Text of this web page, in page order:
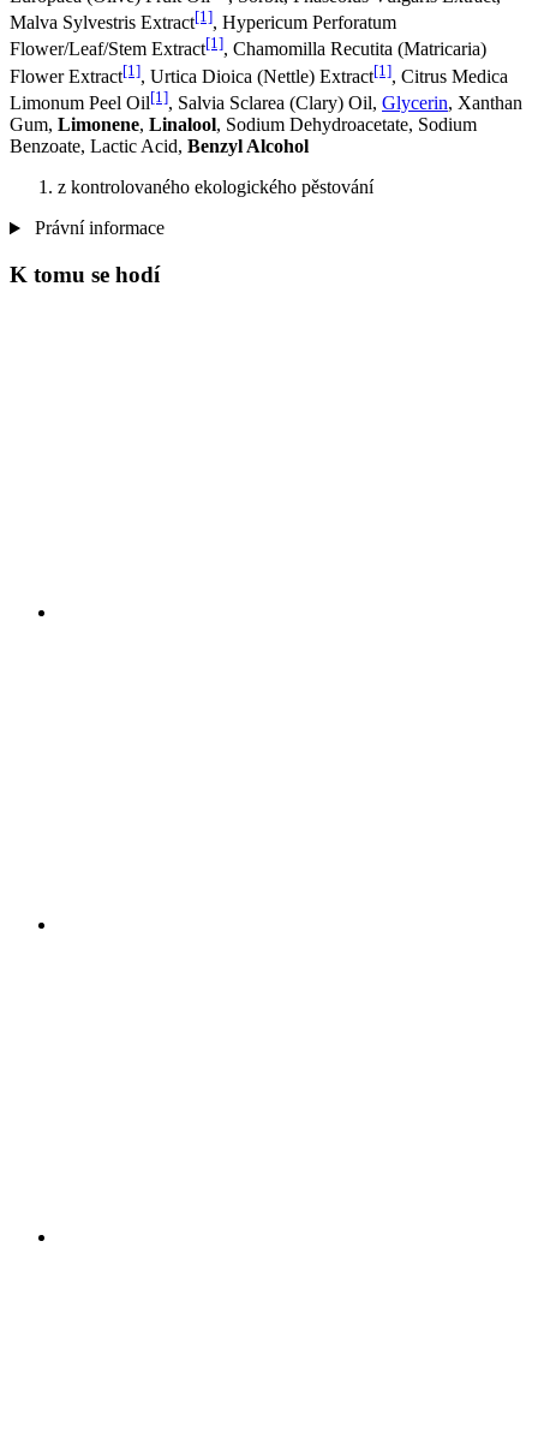
Malva Sylvestris Extract[1], Hypericum Perforatum
Flower/Leaf/Stem Extract[1], Chamomilla Recutita (Matricaria)
Flower Extract[1], Urtica Dioica (Nettle) Extract[1], Citrus Medica
Limonum Peel Oil[1], Salvia Sclarea (Clary) Oil, Glycerin, Xanthan
Gum, Limonene, Linalool, Sodium Dehydroacetate, Sodium
Benzoate, Lactic Acid, Benzyl Alcohol
z kontrolovaného ekologického pěstování
Právní informace
K tomu se hodí